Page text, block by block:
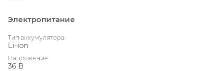
Электропитание
Тип аккумулятора
Li-ion
Напряжение
36 В